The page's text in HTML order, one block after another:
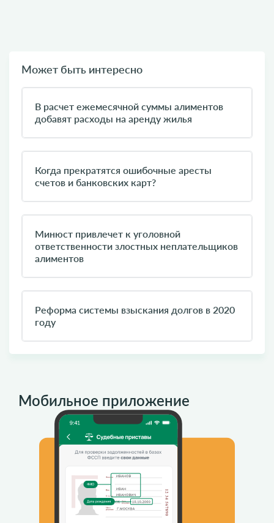
Может быть интересно
В расчет ежемесячной суммы алиментов
добавят расходы на аренду жилья
Когда прекратятся ошибочные аресты
счетов и банковских карт?
Минюст привлечет к уголовной
ответственности злостных неплательщиков
алиментов
Реформа системы взыскания долгов в 2020
году
Мобильное приложение